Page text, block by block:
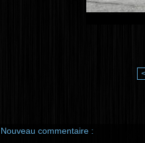
<
Nouveau commentaire :